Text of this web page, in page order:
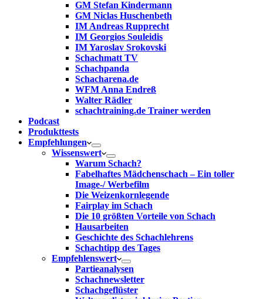
GM Stefan Kindermann
GM Niclas Huschenbeth
IM Andreas Rupprecht
IM Georgios Souleidis
IM Yaroslav Srokovski
Schachmatt TV
Schachpanda
Schacharena.de
WFM Anna Endreß
Walter Rädler
schachtraining.de Trainer werden
Podcast
Produkttests
Empfehlungen
Wissenswert
Warum Schach?
Fabelhaftes Mädchenschach – Ein toller
Image-/ Werbefilm
Die Weizenkornlegende
Fairplay im Schach
Die 10 größten Vorteile von Schach‎
Hausarbeiten
Geschichte des Schachlehrens
Schachtipp des Tages
Empfehlenswert
Partieanalysen
Schachnewsletter
Schachgeflüster